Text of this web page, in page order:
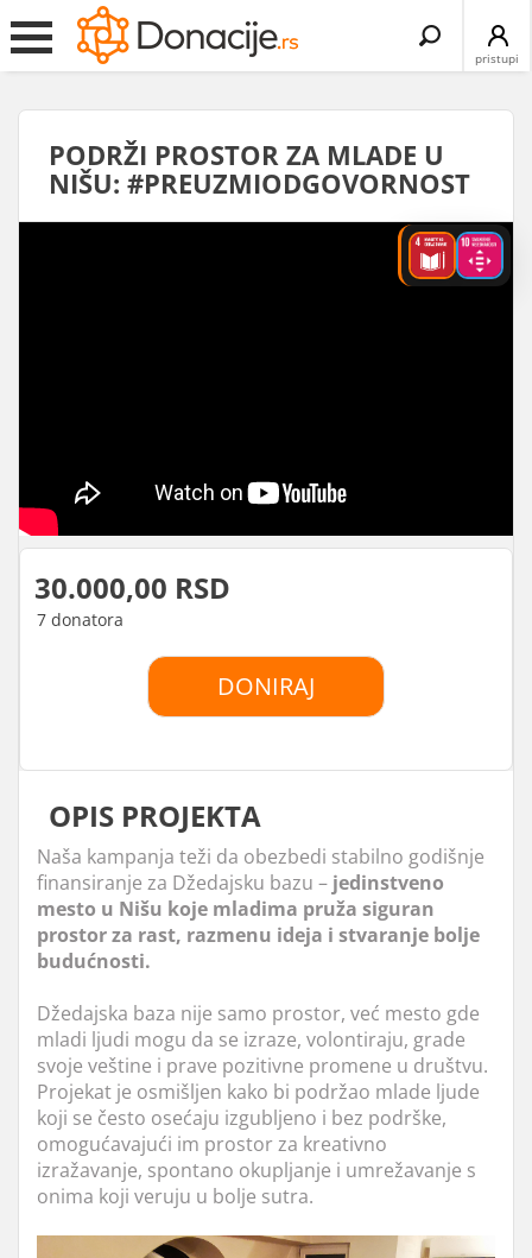
pristupi
Search
PODRŽI PROSTOR ZA MLADE U
NIŠU: #PREUZMIODGOVORNOST
30.000,00 RSD
7 donatora
DONIRAJ
OPIS PROJEKTA
Naša kampanja teži da obezbedi stabilno godišnje
finansiranje za Džedajsku bazu – jedinstveno
mesto u Nišu koje mladima pruža siguran
prostor za rast, razmenu ideja i stvaranje bolje
budućnosti.
Džedajska baza nije samo prostor, već mesto gde
mladi ljudi mogu da se izraze, volontiraju, grade
svoje veštine i prave pozitivne promene u društvu.
Projekat je osmišljen kako bi podržao mlade ljude
koji se često osećaju izgubljeno i bez podrške,
omogućavajući im prostor za kreativno
izražavanje, spontano okupljanje i umrežavanje s
onima koji veruju u bolje sutra.